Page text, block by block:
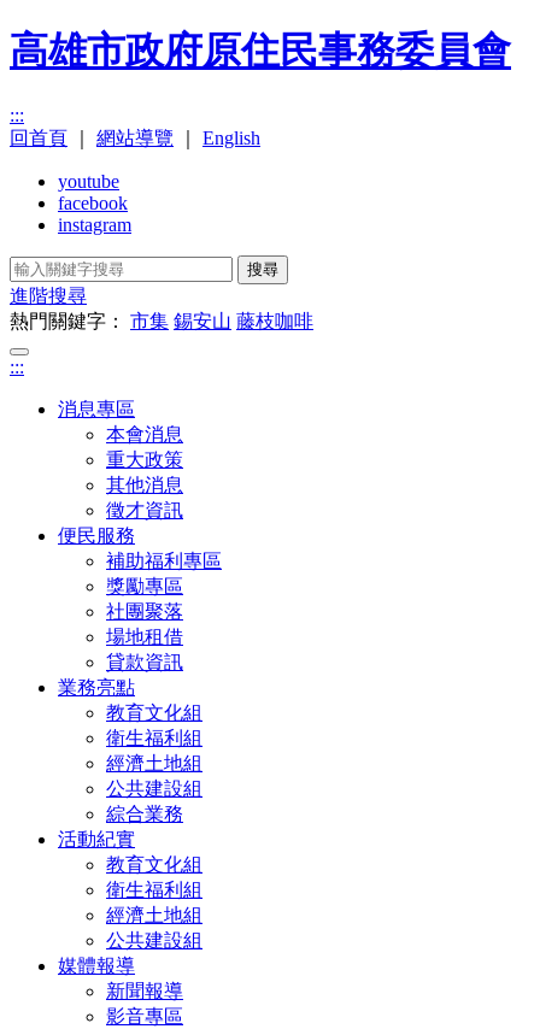
高雄市政府原住民事務委員會
:::
回首頁
網站導覽 English
youtube
facebook
instagram
搜尋
進階搜尋
熱門關鍵字： 市集 錫安山 藤枝咖啡
:::
消息專區
本會消息
重大政策
其他消息
徵才資訊
便民服務
補助福利專區
獎勵專區
社團聚落
場地租借
貸款資訊
業務亮點
教育文化組
衛生福利組
經濟土地組
公共建設組
綜合業務
活動紀實
教育文化組
衛生福利組
經濟土地組
公共建設組
媒體報導
新聞報導
影音專區